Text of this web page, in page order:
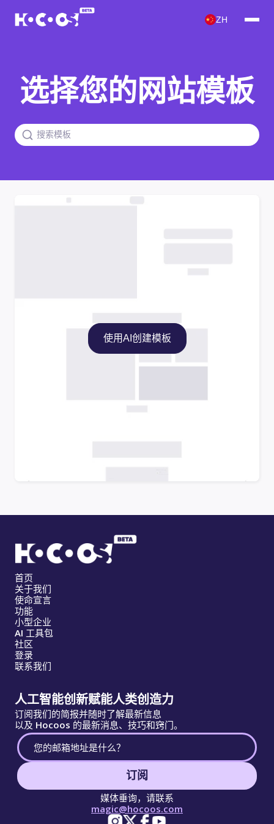
ZH
选择您的网站模板
使用AI创建模板
首页
关于我们
使命宣言
功能
小型企业
AI 工具包
社区
登录
联系我们
人工智能创新赋能人类创造力
订阅我们的简报并随时了解最新信息
以及 Hocoos 的最新消息、技巧和窍门。
订阅
媒体垂询，请联系
magic@hocoos.com